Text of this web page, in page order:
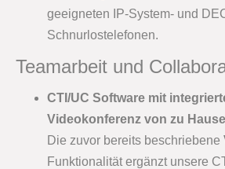
geeigneten IP-System- und
Schnurlostelefonen.
Teamarbeit und
CTI/UC Software mit
Videokonferenz von zu
Die zuvor bereits beschriebene
Funktionalität ergänzt unsere